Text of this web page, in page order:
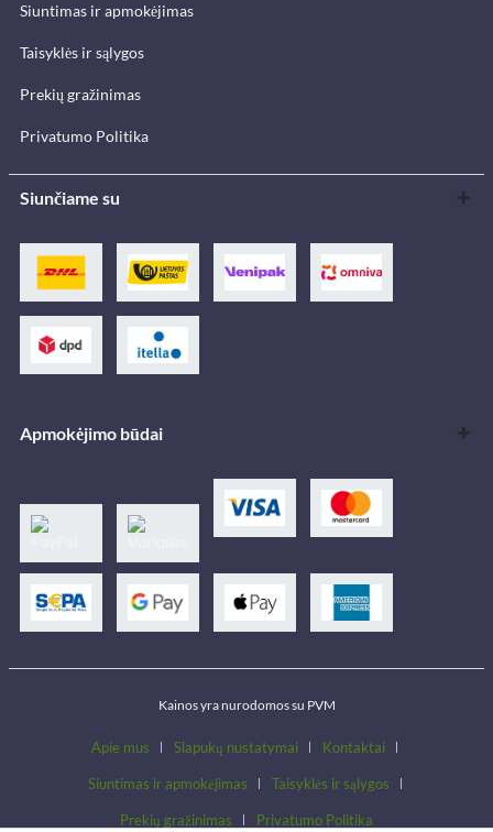
Siuntimas ir apmokėjimas
Taisyklės ir sąlygos
Prekių gražinimas
Privatumo Politika
Siunčiame su
Apmokėjimo būdai
Kainos yra nurodomos su PVM
Apie mus Slapukų nustatymai Kontaktai
Siuntimas ir apmokėjimas Taisyklės ir sąlygos
Prekių gražinimas Privatumo Politika